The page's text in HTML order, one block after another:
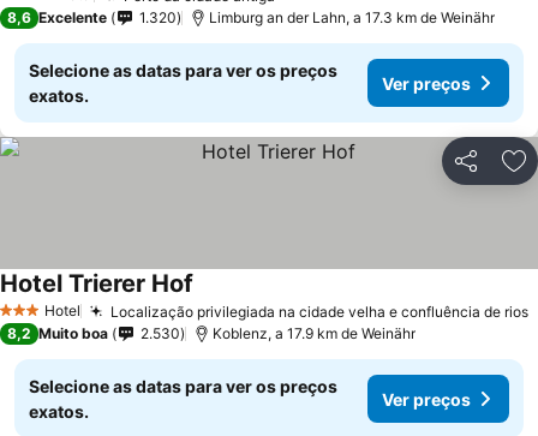
8,6 Excelente 1.320 Limburg an der Lahn, a 17.3 km de Weinähr
Selecione as datas para ver os preços
exatos.
Ver preços
Partilhar
3 EstrelasHotel Localização privilegiada na cidade velha e confluência de rios
Hotel Trierer Hof
8,2 Muito boa 2.530 Koblenz, a 17.9 km de Weinähr
Selecione as datas para ver os preços
exatos.
Ver preços